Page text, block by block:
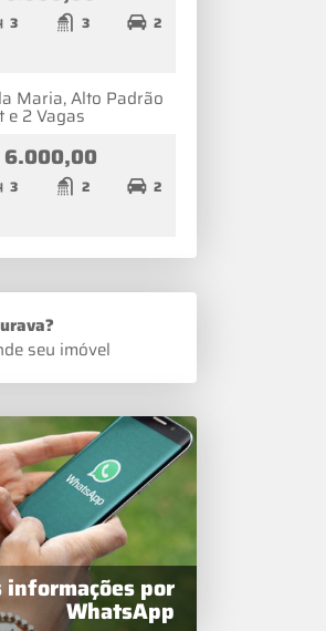
3 3 2
Maria, Alto Padrão
e 2 Vagas
6.000,00
3 2 2
seu imóvel
por
WhatsApp